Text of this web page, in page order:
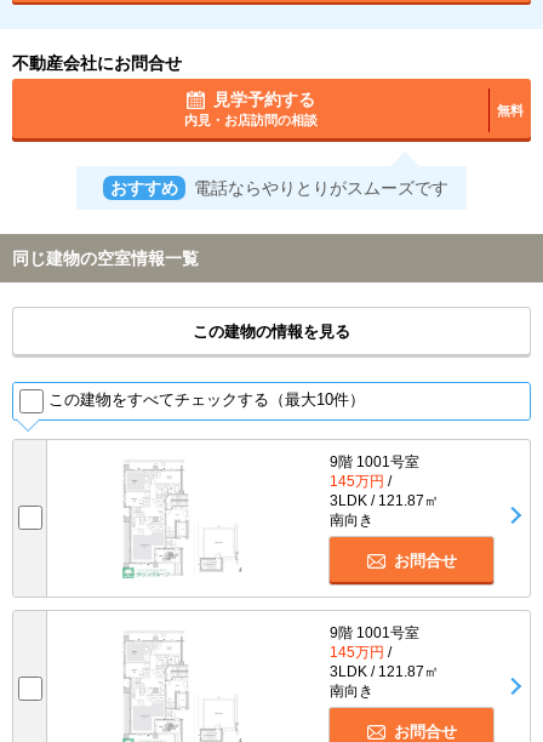
不動産会社にお問合せ
見学予約する
内見・お店訪問の相談
無料
おすすめ 電話ならやりとりがスムーズです
同じ建物の空室情報一覧
この建物の情報を見る
この建物をすべてチェックする（最大10件）
9階 1001号室
145万円 /
3LDK / 121.87㎡
南向き
お問合せ
9階 1001号室
145万円 /
3LDK / 121.87㎡
南向き
お問合せ